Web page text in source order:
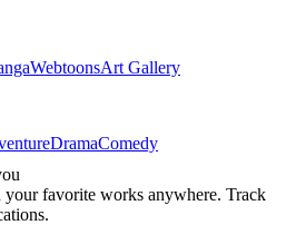
WebtoonsArt Gallery
DramaComedy
your favorite works anywhere. Track